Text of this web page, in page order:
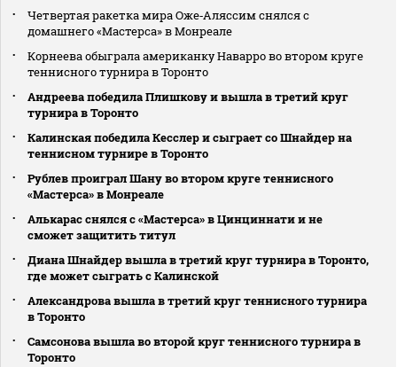
Четвертая ракетка мира Оже‑Аляссим снялся с
домашнего «Мастерса» в Монреале
Корнеева обыграла американку Наварро во втором круге
теннисного турнира в Торонто
Андреева победила Плишкову и вышла в третий круг
турнира в Торонто
Калинская победила Кесслер и сыграет со Шнайдер на
теннисном турнире в Торонто
Рублев проиграл Шану во втором круге теннисного
«Мастерса» в Монреале
Алькарас снялся с «Мастерса» в Цинциннати и не
сможет защитить титул
Диана Шнайдер вышла в третий круг турнира в Торонто,
где может сыграть с Калинской
Александрова вышла в третий круг теннисного турнира
в Торонто
Самсонова вышла во второй круг теннисного турнира в
Торонто